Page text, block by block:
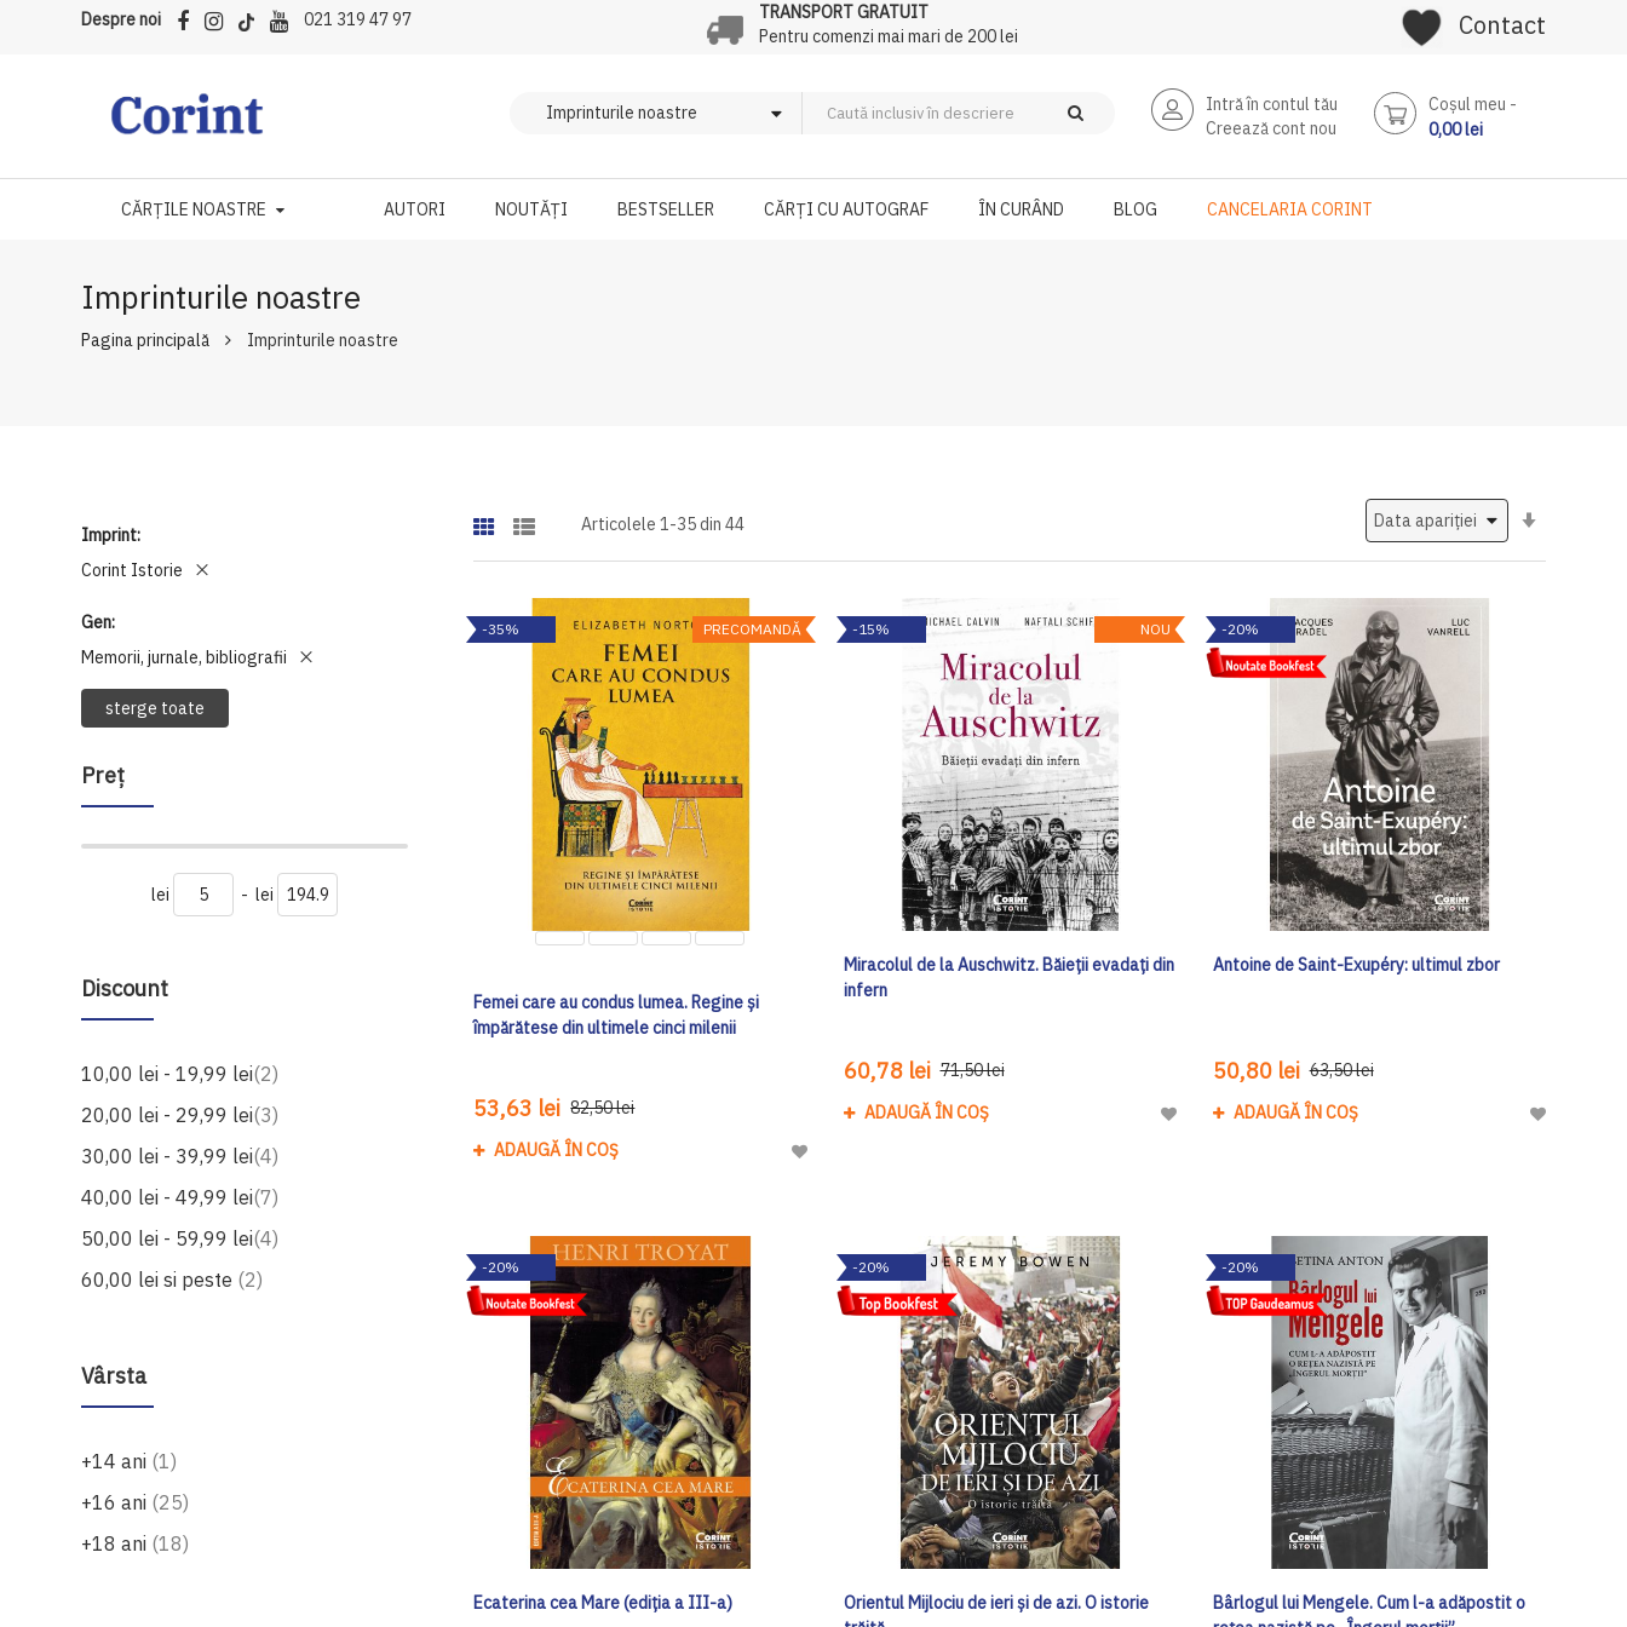
Despre noi 021 319 47 97
TRANSPORT GRATUIT
Pentru comenzi mai mari de 200 lei
Contact
Intră în contul tău
Creează cont nou
Coşul meu
0,00 lei
CĂRȚILE NOASTRE AUTORI NOUTĂȚI BESTSELLER CĂRȚI CU AUTOGRAF ÎN CURÂND BLOG CANCELARIA CORINT
Imprinturile noastre
Pagina principală Imprinturile noastre
Imprint
Corint Istorie
Gen
Memorii, jurnale, bibliografii
sterge toate
Preţ
lei - lei
Discount
10,00 lei -19,99 lei 2produse
20,00 lei - 29,99 lei 3produse
30,00 lei - 39,99 lei 4produse
40,00 lei -49,99 lei 7produse
50,00 lei - 59,99 lei 4produse
60,00 lei si peste 2produse
Vârsta
+14 ani 1produs
+16 ani 25produse
+18 ani 18produse
Articolele1-35din44
PRECOMANDĂ
-35%
Femei care au condus lumea. Regine și
împărătese din ultimele cinci milenii
53,63 lei 82,50 lei
ADAUGĂ ÎN COȘ
Adaugă
Dorinte
NOU
-15%
Miracolul de la Auschwitz. Băieții evadați din
infern
60,78 lei 71,50 lei
ADAUGĂ ÎN COȘ
Adaugă
-20%
Antoine de Saint-Exupéry: ultimul zbor
50,80 lei 63,50 lei
ADAUGĂ ÎN COȘ
Adaugă
-20%
Ecaterina cea Mare (ediția a III-a)
-20%
Orientul Mijlociu de ieri și de azi. O istorie
-20%
Bârlogul lui Mengele. Cum l-a adăpostit o